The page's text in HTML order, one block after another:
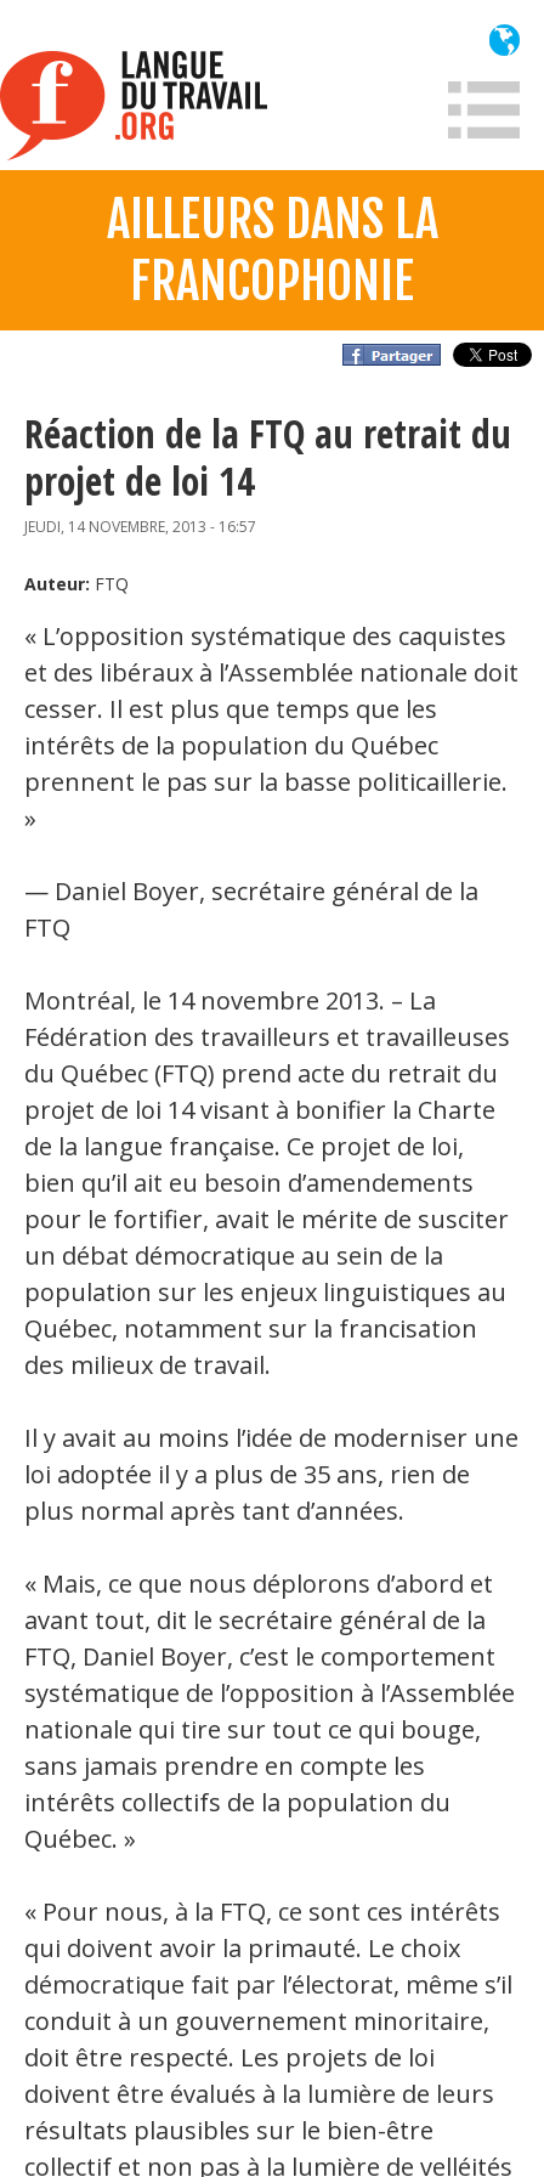
contenu
principal
Qui sommes-nous?
Historique
Information
Lois et jurisprudence
Organismes de la langue française
Organismes de la langue française
Publications
Francophonie internationale
Expressions et jeux de lettres
Revue de presse
Langue du travail
Francisation de l'Administration
Recueil de bonnes pratiques
Secteurs d'activité
Hébergement et restauration
Plastiques et composites
Télécommunications
Aéronautique
Métallurgie
Terminologie
Capsules linguistiques
Jeux et outils terminolinguistiques
Intégration linguistique
Cours de français
Témoignages
Matériel à télécharger
Nos campagnes
AILLEURS DANS LA
FRANCOPHONIE
Réaction de la FTQ au retrait du
projet de loi 14
JEUDI, 14 NOVEMBRE, 2013 - 16:57
Auteur: FTQ
« L’opposition systématique des caquistes
et des libéraux à l’Assemblée nationale doit
cesser. Il est plus que temps que les
intérêts de la population du Québec
prennent le pas sur la basse politicaillerie.
»
— Daniel Boyer, secrétaire général de la
FTQ
Montréal, le 14 novembre 2013. – La
Fédération des travailleurs et travailleuses
du Québec (FTQ) prend acte du retrait du
projet de loi 14 visant à bonifier la Charte
de la langue française. Ce projet de loi,
bien qu’il ait eu besoin d’amendements
pour le fortifier, avait le mérite de susciter
un débat démocratique au sein de la
population sur les enjeux linguistiques au
Québec, notamment sur la francisation
des milieux de travail.
Il y avait au moins l’idée de moderniser une
loi adoptée il y a plus de 35 ans, rien de
plus normal après tant d’années.
« Mais, ce que nous déplorons d’abord et
avant tout, dit le secrétaire général de la
FTQ, Daniel Boyer, c’est le comportement
systématique de l’opposition à l’Assemblée
nationale qui tire sur tout ce qui bouge,
sans jamais prendre en compte les
intérêts collectifs de la population du
Québec. »
« Pour nous, à la FTQ, ce sont ces intérêts
qui doivent avoir la primauté. Le choix
démocratique fait par l’électorat, même s’il
conduit à un gouvernement minoritaire,
doit être respecté. Les projets de loi
doivent être évalués à la lumière de leurs
résultats plausibles sur le bien-être
collectif et non pas à la lumière de velléités